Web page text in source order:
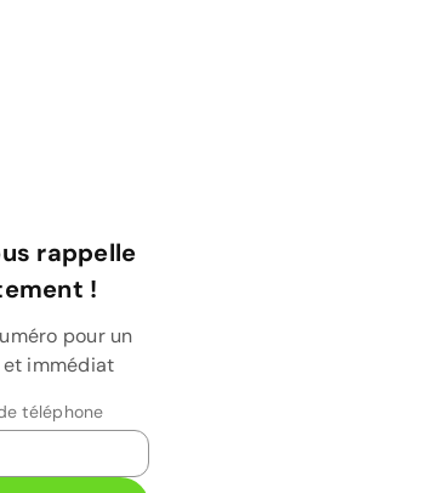
rappelle
!
pour un
immédiat
téléphone